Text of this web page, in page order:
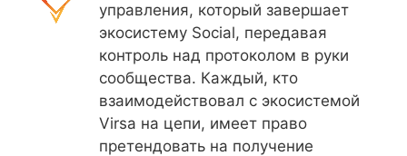
управления, который завершает
экосистему Social, передавая
контроль над протоколом в руки
сообщества. Каждый, кто
взаимодействовал с экосистемой
Virsa на цепи, имеет право
претендовать на получение